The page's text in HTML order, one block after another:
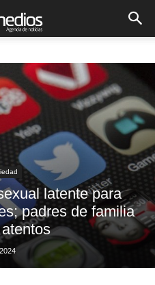
latente para
padres de familia